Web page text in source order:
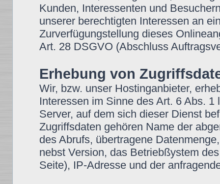
Kunden, Interessenten und
unserer berechtigten Interessen an
Zurverfügungstellung dieses
Art. 28 DSGVO (Abschluss
Erhebung von
Wir, bzw. unser Hostinganbieter,
Interessen im Sinne des Art. 6 Abs.
Server, auf dem sich dieser Dienst
Zugriffsdaten gehören Name der
des Abrufs, übertragene
nebst Version, das Betriebßystem
Seite), IP-Adresse und der